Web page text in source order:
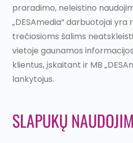
praradimo, neleistino
„DESAmedia“ darbuotojai
trečiosioms šalims
vietoje gaunamos
klientus, įskaitant ir MB
lankytojus.
SLAPUKŲ